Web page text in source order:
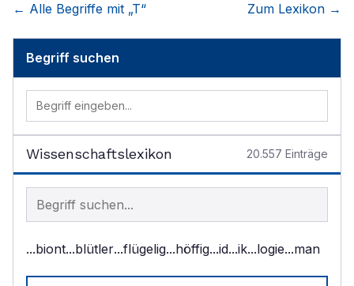
← Alle Begriffe mit „T“ Zum Lexikon →
Begriff suchen
Wissenschaftslexikon 20.557 Einträge
Begriff im Lexikon suchen
...biont...blütler...flügelig...höffig...id...ik...logie...man